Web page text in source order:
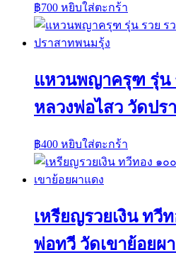
฿700 หยิบใส่ตะกร้า
แหวนพญาครุฑ รุ่น
หลวงพ่อไสว วัดปร
฿400 หยิบใส่ตะกร้า
เหรียญรวยเงิน ทวี
พ่อทวี วัดเขาย้อยผ